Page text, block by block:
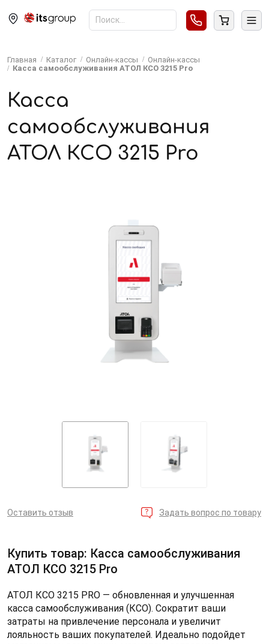
Главная Каталог Онлайн-кассы
Онлайн-кассы
Касса самообслуживания АТОЛ КСО 3215 Pro
Касса
самообслуживания
АТОЛ КСО 3215 Pro
Оставить отзыв Задать вопрос по товару
Купить товар: Касса самообслуживания
АТОЛ КСО 3215 Pro
АТОЛ КСО 3215 PRO — обновленная и улучшенная
касса самообслуживания (КСО). Сократит ваши
затраты на привлечение персонала и увеличит
лояльность ваших покупателей. Идеально подойдет